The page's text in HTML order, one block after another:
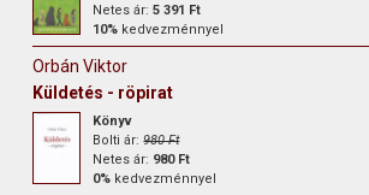
Netes ár:5 391 Ft
10% kedvezménnyel
Orbán Viktor
Küldetés - röpirat
Könyv
Bolti ár:980 Ft
Netes ár: 980 Ft
0% kedvezménnyel